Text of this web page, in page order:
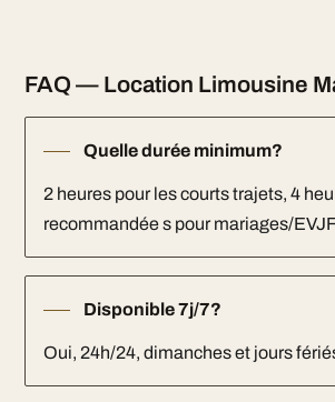
FAQ — Location Limousine
Quelle durée minimum?
2 heures pour les courts trajets, 4
recommandée s pour mariages/
Disponible 7j/7?
Oui, 24h/24, dimanches et jours